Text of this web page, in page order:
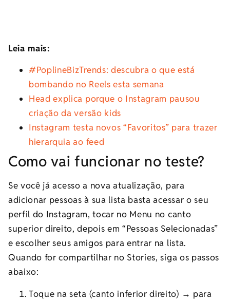
Leia mais:
#PoplineBizTrends: descubra o que está
bombando no Reels esta semana
Head explica porque o Instagram pausou
criação da versão kids
Instagram testa novos “Favoritos” para trazer
hierarquia ao feed
Como vai funcionar no teste?
Se você já acesso a nova atualização, para
adicionar pessoas à sua lista basta acessar o seu
perfil do Instagram, tocar no Menu no canto
superior direito, depois em “Pessoas Selecionadas”
e escolher seus amigos para entrar na lista.
Quando for compartilhar no Stories, siga os passos
abaixo:
Toque na seta (canto inferior direito) → para